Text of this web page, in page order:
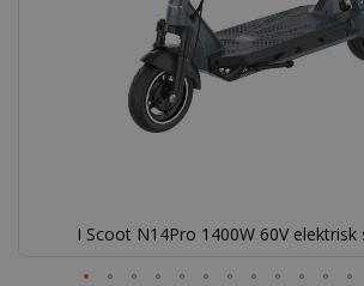
I Scoot N14Pro 1400W 60V elektrisk